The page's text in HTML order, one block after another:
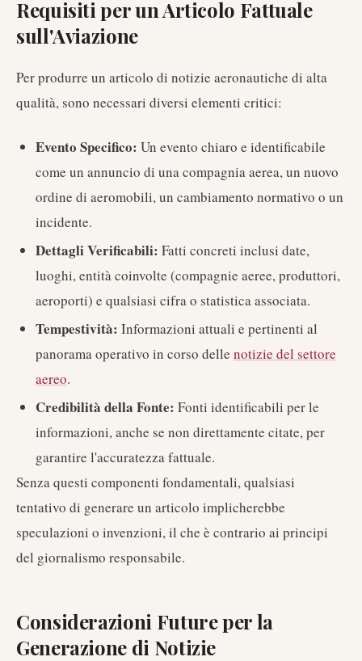
Requisiti per un Articolo Fattuale
sull'Aviazione
Per produrre un articolo di notizie aeronautiche di alta
qualità, sono necessari diversi elementi critici:
Evento Specifico: Un evento chiaro e identificabile
come un annuncio di una compagnia aerea, un nuovo
ordine di aeromobili, un cambiamento normativo o un
incidente.
Dettagli Verificabili: Fatti concreti inclusi date,
luoghi, entità coinvolte (compagnie aeree, produttori,
aeroporti) e qualsiasi cifra o statistica associata.
Tempestività: Informazioni attuali e pertinenti al
panorama operativo in corso delle notizie del settore
aereo.
Credibilità della Fonte: Fonti identificabili per le
informazioni, anche se non direttamente citate, per
garantire l'accuratezza fattuale.
Senza questi componenti fondamentali, qualsiasi
tentativo di generare un articolo implicherebbe
speculazioni o invenzioni, il che è contrario ai principi
del giornalismo responsabile.
Considerazioni Future per la
Generazione di Notizie